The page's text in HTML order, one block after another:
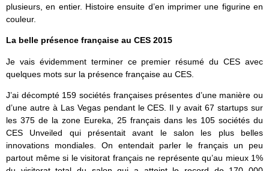
plusieurs, en entier. Histoire ensuite d’en imprimer une figurine en
couleur.
La belle présence française au CES 2015
Je vais évidemment terminer ce premier résumé du CES avec
quelques mots sur la présence française au CES.
J’ai décompté 159 sociétés françaises présentes d’une manière ou
d’une autre à Las Vegas pendant le CES. Il y avait 67 startups sur
les 375 de la zone Eureka, 25 français dans les 105 sociétés du
CES Unveiled qui présentait avant le salon les plus belles
innovations mondiales. On entendait parler le français un peu
partout même si le visitorat français ne représente qu’au mieux 1%